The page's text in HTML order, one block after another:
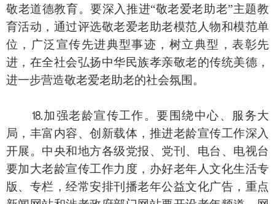
敬老道德教育。要深入推进“敬老爱老助老”主题教
育活动，通过评选敬老爱老助老模范人物和模范单
位，广泛宣传先进典型事迹，树立典型，表彰先
进，在全社会弘扬中华民族孝亲敬老的传统美德，
进一步营造敬老爱老助老的社会氛围。
⒙加强老龄宣传工作。要围绕中心、服务大
局，丰富内容、创新载体，推进老龄宣传工作深入
开展。中央和地方各级党报、党刊、电台、电视台
要加大老龄宣传工作力度，办好老年人文化生活专
版、专栏，经常安排刊播老年公益文化广告，重点